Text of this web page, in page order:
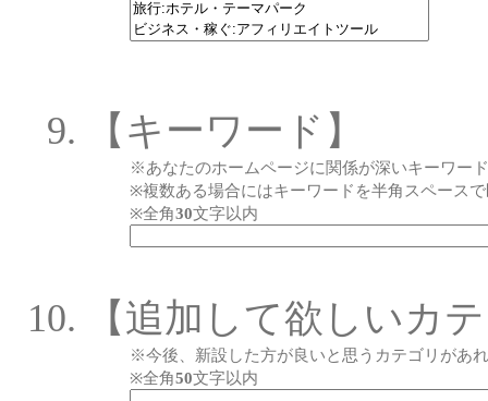
【キーワード】
※あなたのホームページに関係が深いキーワー
※複数ある場合にはキーワードを半角スペース
※全角30文字以内
【追加して欲しいカ
※今後、新設した方が良いと思うカテゴリがあ
※全角50文字以内